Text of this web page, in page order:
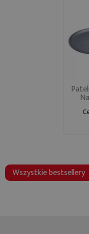
Wszystkie bestsellery